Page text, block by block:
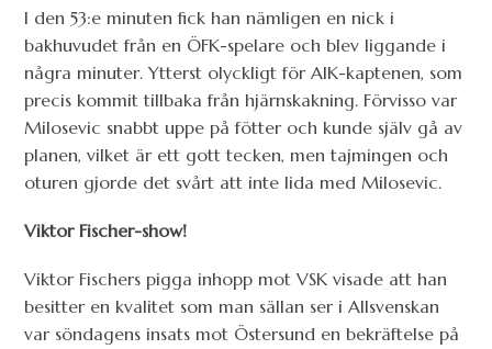
I den 53:e minuten fick han nämligen en nick i
bakhuvudet från en ÖFK-spelare och blev liggande i
några minuter. Ytterst olyckligt för AIK-kaptenen, som
precis kommit tillbaka från hjärnskakning. Förvisso var
Milosevic snabbt uppe på fötter och kunde själv gå av
planen, vilket är ett gott tecken, men tajmingen och
oturen gjorde det svårt att inte lida med Milosevic.
Viktor Fischer-show!
Viktor Fischers pigga inhopp mot VSK visade att han
besitter en kvalitet som man sällan ser i Allsvenskan
var söndagens insats mot Östersund en bekräftelse på